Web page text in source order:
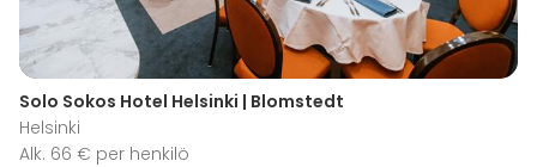
Solo Sokos Hotel Helsinki | Blomstedt
Helsinki
Alk. 66 € per henkilö